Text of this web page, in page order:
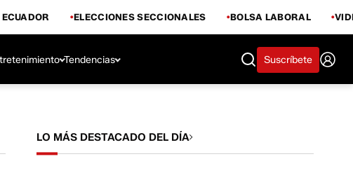
ELECCIONES SECCIONALES BOLSA LABORAL
Tendencias Suscríbete
LO MÁS DESTACADO DEL DÍA